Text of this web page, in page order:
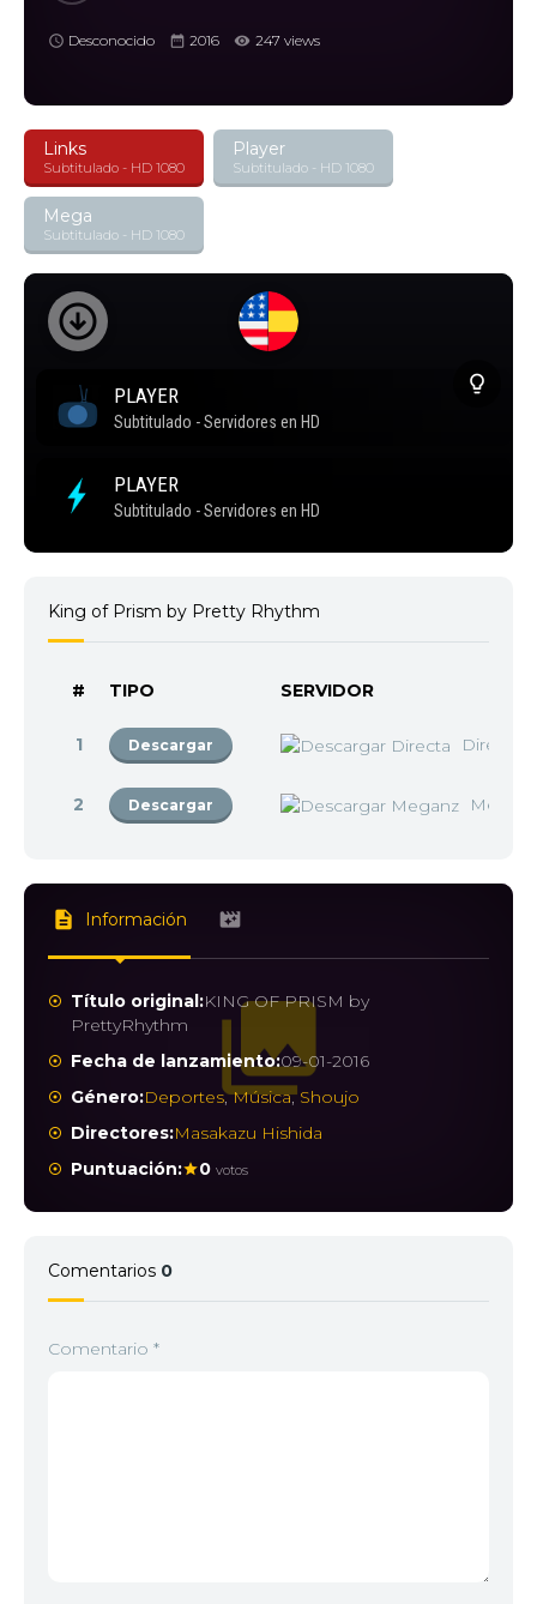
Desconocido 2016 247 views
Links
Subtitulado - HD 1080
Player
Subtitulado - HD 1080
Mega
Subtitulado - HD 1080
King of Prism by Pretty Rhythm
# TIPO SERVIDOR
1 Descargar Directa
2 Descargar Meganz
Información
Título original:KING OF PRISM by
PrettyRhythm
Fecha de lanzamiento:09-01-2016
Género:Deportes,Música,Shoujo
Directores:Masakazu Hishida
Puntuación:
0 votos
Comentarios 0
Comentario *